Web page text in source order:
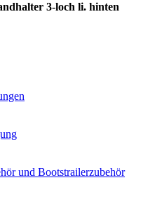
3-loch li. hinten
und Bootstrailerzubehör